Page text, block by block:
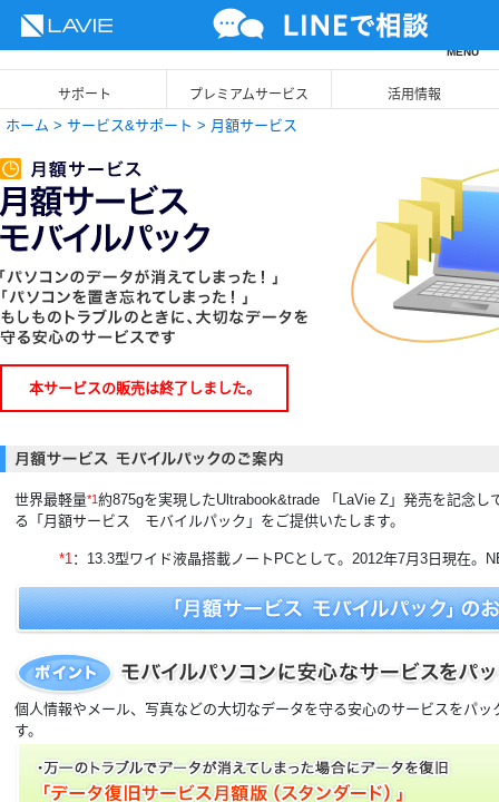
NEC LAVIE公式サイト
MENU
サポート プレミアムサービス 活用情報
ホーム > サービス&サポート > 月額サービス
本サービスの販売は終了しました。
世界最軽量*1約875gを実現したUltrabook&trade 「LaVie Z」発売を記念
る「月額サービス モバイルパック」をご提供いたします。
*1：13.3型ワイド液晶搭載ノートPCとして。2012年7月3日現在。
個人情報やメール、写真などの大切なデータを守る安心のサービスをパッ
す。